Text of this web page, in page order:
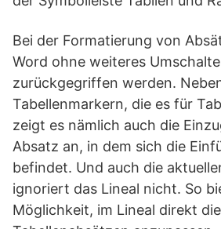
Bei der Formatierung von
Word ohne weiteres
zurückgegriffen werden.
Tabellenmarkern, die es für
zeigt es nämlich auch die
Absatz an, in dem sich die
befindet. Und auch die
ignoriert das Lineal nicht. So
Möglichkeit, im Lineal direkt